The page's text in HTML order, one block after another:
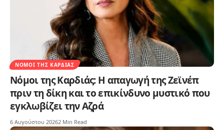
ΝΌΜΟΙ ΤΗΣ ΚΑΡΔΙΆΣ
Νόμοι της Καρδιάς: Η απαγωγή της Ζεϊνέπ
πριν τη δίκη και το επικίνδυνο μυστικό που
εγκλωβίζει την Αζρά
6 Αυγούστου 20262 Min Read